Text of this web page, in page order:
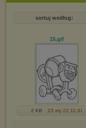
sortuj według:
15.gif
2 KB 23 sty 22 11:31